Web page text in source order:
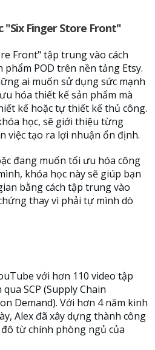
"Six Finger Store Front"
Front" tập trung vào cách
POD trên nền tảng Etsy.
ai muốn sử dụng sức mạnh
hóa thiết kế sản phẩm mà
kế hoặc tự thiết kế thủ công.
học, sẽ giới thiệu từng
việc tạo ra lợi nhuận ổn định.
đang muốn tối ưu hóa công
khóa học này sẽ giúp bạn
bằng cách tập trung vào
thay vì phải tự mình dò
với hơn 110 video tập
SCP (Supply Chain
Demand). Với hơn 4 năm kinh
Alex đã xây dựng thành công
từ chính phòng ngủ của